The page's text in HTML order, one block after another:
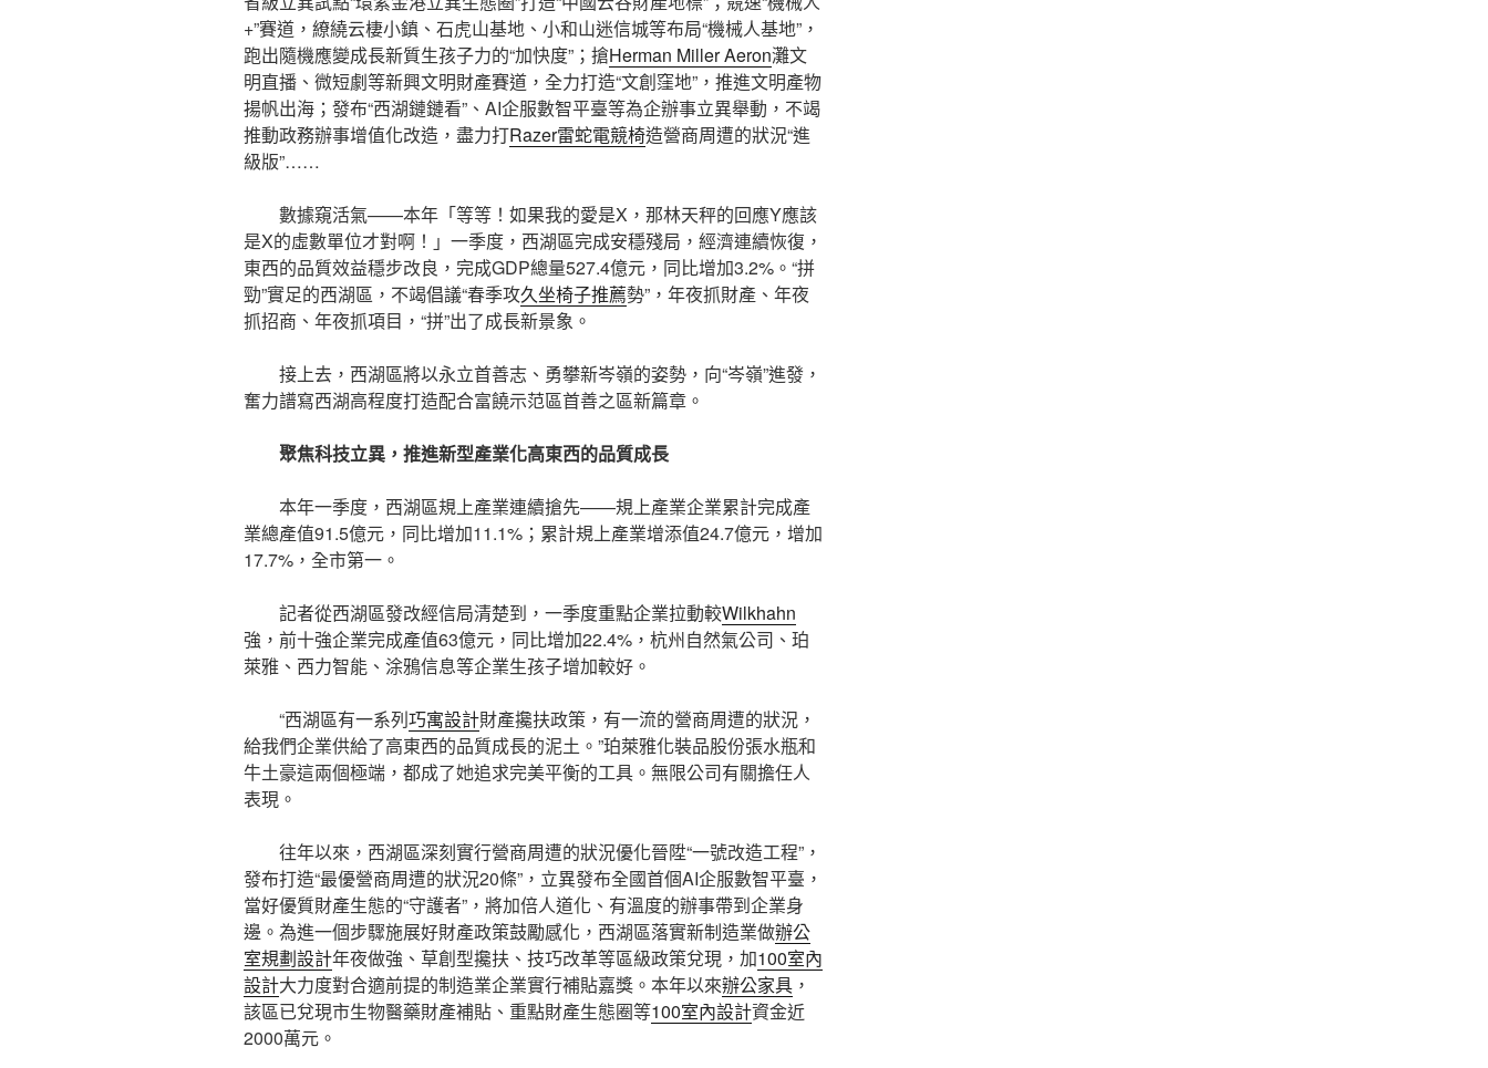
+”賽道，繚繞云棲小鎮、石虎山基地、小和山迷信城等布局“機械人基地”，
跑出隨機應變成長新質生孩子力的“加快度”；搶Herman Miller Aeron灘文
明直播、微短劇等新興文明財產賽道，全力打造“文創窪地”，推進文明產物
揚帆出海；發布“西湖鏈鏈看”、AI企服數智平臺等為企辦事立異舉動，不竭
推動政務辦事增值化改造，盡力打Razer雷蛇電競椅造營商周遭的狀況“進
級版”……
數據窺活氣——本年「等等！如果我的愛是X，那林天秤的回應Y應該
是X的虛數單位才對啊！」一季度，西湖區完成安穩殘局，經濟連續恢復，
東西的品質效益穩步改良，完成GDP總量527.4億元，同比增加3.2%。“拼
勁”實足的西湖區，不竭倡議“春季攻久坐椅子推薦勢”，年夜抓財產、年夜
抓招商、年夜抓項目，“拼”出了成長新景象。
接上去，西湖區將以永立首善志、勇攀新岑嶺的姿勢，向“岑嶺”進發，
奮力譜寫西湖高程度打造配合富饒示范區首善之區新篇章。
聚焦科技立異，推進新型產業化高東西的品質成長
本年一季度，西湖區規上產業連續搶先——規上產業企業累計完成產
業總產值91.5億元，同比增加11.1%；累計規上產業增添值24.7億元，增加
17.7%，全市第一。
記者從西湖區發改經信局清楚到，一季度重點企業拉動較Wilkhahn
強，前十強企業完成產值63億元，同比增加22.4%，杭州自然氣公司、珀
萊雅、西力智能、涂鴉信息等企業生孩子增加較好。
“西湖區有一系列巧寓設計財產攙扶政策，有一流的營商周遭的狀況，
給我們企業供給了高東西的品質成長的泥土。”珀萊雅化裝品股份張水瓶和
牛土豪這兩個極端，都成了她追求完美平衡的工具。無限公司有關擔任人
表現。
往年以來，西湖區深刻實行營商周遭的狀況優化晉陞“一號改造工程”，
發布打造“最優營商周遭的狀況20條”，立異發布全國首個AI企服數智平臺，
當好優質財產生態的“守護者”，將加倍人道化、有溫度的辦事帶到企業身
邊。為進一個步驟施展好財產政策鼓勵感化，西湖區落實新制造業做辦公
室規劃設計年夜做強、草創型攙扶、技巧改革等區級政策兌現，加100室內
設計大力度對合適前提的制造業企業實行補貼嘉獎。本年以來辦公家具 ，
該區已兌現市生物醫藥財產補貼、重點財產生態圈等100室內設計資金近
2000萬元。